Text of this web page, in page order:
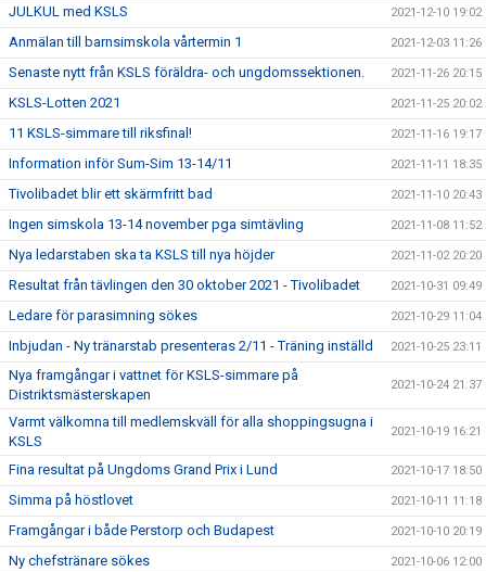
JULKUL med KSLS 2021-12-10 19:02
Anmälan till barnsimskola vårtermin 1 2021-12-03 11:26
Senaste nytt från KSLS föräldra- och ungdomssektionen. 2021-11-26 20:15
KSLS-Lotten 2021 2021-11-25 20:02
11 KSLS-simmare till riksfinal! 2021-11-16 19:17
Information inför Sum-Sim 13-14/11 2021-11-11 18:35
Tivolibadet blir ett skärmfritt bad 2021-11-10 20:43
Ingen simskola 13-14 november pga simtävling 2021-11-08 11:52
Nya ledarstaben ska ta KSLS till nya höjder 2021-11-02 20:20
Resultat från tävlingen den 30 oktober 2021 - Tivolibadet 2021-10-31 09:49
Ledare för parasimning sökes 2021-10-29 11:04
Inbjudan - Ny tränarstab presenteras 2/11 - Träning inställd 2021-10-25 23:11
Nya framgångar i vattnet för KSLS-simmare på
Distriktsmästerskapen
2021-10-24 21:37
Varmt välkomna till medlemskväll för alla shoppingsugna i
KSLS
2021-10-19 16:21
Fina resultat på Ungdoms Grand Prix i Lund 2021-10-17 18:50
Simma på höstlovet 2021-10-11 11:18
Framgångar i både Perstorp och Budapest 2021-10-10 20:19
Ny chefstränare sökes 2021-10-06 12:00